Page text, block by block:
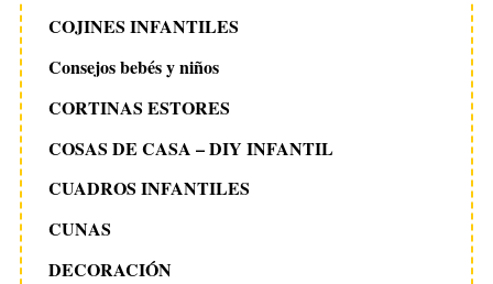
COJINES INFANTILES
Consejos bebés y niños
CORTINAS ESTORES
COSAS DE CASA – DIY INFANTIL
CUADROS INFANTILES
CUNAS
DECORACIÓN